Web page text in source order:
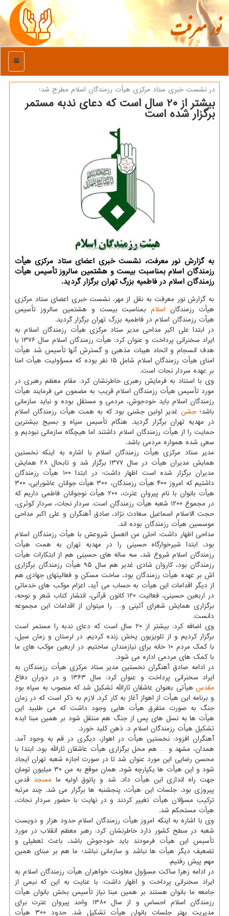
نور معرفت
منو
در نشست خبری ستاد مركزی هیأت رزمندگان اسلام مطرح شد؛
بیشتر از ۲۰ سال است که دعای ندبه مستمر
برگزار شده است
به گزارش نور معرفت، نشست خبری اعضای ستاد مرکزی هیأت
رزمندگان اسلام بمناسبت بیست و هشتمین سالروز تأسیس هیأت
رزمندگان اسلام در فاطمیه بزرگ تهران برگزار گردید.
به گزارش نور معرفت به نقل از مهر، نشست خبری اعضای ستاد مرکزی
هیأت رزمندگان اسلامبمناسبت بیست و هشتمین سالروز تأسیس
هیأت رزمندگان اسلام در فاطمیه بزرگ تهران برگزار گردید.
در ابتدا علی اکبر مداحی مدیر ستاد مرکزی هیأت رزمندگان اسلام به
ایراد سخنرانی پرداخت و عنوان کرد: هیأت رزمندگان اسلام سال ۱۳۷۶ با
هدف انسجام و اتحاد هیبات مذهبی و گسترش آنها تأسیس شد هیأت
امنای هیأت رزمندگان اسلام شامل ۱۵ نفر بوده که مسؤولیت هیأت امنا
بر عهده سردار نجات است.
وی با استناد به فرمایش رهبری خاطرنشان کرد: مقام معظم رهبری در
مورد تأسیس هیأت رزمندگان اسلام قریب به مضمون می فرمایند هیأت
رزمندگان اسلام باید خودجوش، مردمی و مستقل بوده و نباید سازمانی
باشد؛ جشن غدیر اولین جشنی بود که به همت هیأت رزمندگان اسلام
در مهدیه تهران برگزار گردید. هنگام تأسیس سپاه و بسیج بیشترین
حمایت را از هیأت رزمندگان اسلام داشتند اما هیچگاه سازمانی نبودیم و
سعی شده همواره مردمی باشد.
مدیر ستاد مرکزی هیأت رزمندگان اسلام با اشاره به اینکه نخستین
همایش مدیران هیأت در سال ۱۳۷۷ برگزار شد و تابحال ۲۸ همایش
مدیران برگزار شده است اظهار داشت: در ابتدا ۱۰۰ هیأت رزمندگان
داشتیم که امروز ۴۰۰ هیأت رزمندگان، ۳۰۰ هیأت جوانان عاشورایی، ۳۰۰
هیأت بانوان با نام پیروان عترت، ۲۰۰ هیأت نوجوانان فاطمی داریم که
در مجموع ۱۲۰۰ شعبه هیأت رزمندگان است. سردار نجات، سردار کوثری،
حجت الاسلام اسماعیل سعادت نژاد، صادق آهنگران و علی اکبر مداحی
موسسین هیأت رزمندگان بوده اند.
مداحی اظهار داشت: احلی من العسل شروعش با هیأت رزمندگان اسلام
بود، ابتدا شیرخوارگاه حسینی را در مهدیه تهران به همت هیأت
رزمندگان اسلام شروع شد، سه ساله های حسینی هم از ابتکارات هیأت
رزمندگان بود، کاروان شادی غدیر هم سال ۹۵ هیأت رزمندگان برگزاری
اش بر عهده هیأت رزمندگان بود، ساخت مسکن و فعالیتهای جهادی هم
از دیگر اقدامات این هیأت به حساب می آید، اعزام موکب های خدماتی
در اربعین حسینی، فعالیت ۱۲۰ کانون قرآنی، انتشار کتاب شعر و نوحه،
برگزاری همایش شعرای آئینی و… را میتوان از اقدامات این مجموعه
دانست.
وی اضافه کرد: بیشتر از ۲۰ سال است که دعای ندبه را مستمر است
برگزار کردیم و از تلویزیون پخش زنده کردیم. در لرستان و زمان سیل،
با کمک مردم ۱۰ خانه برای نیازمندان ساختیم. در اربعین موکب های ما
با کمک های مردمی اداره می شود.
در ادامه صادق آهنگران نخستین مدیر ستاد مرکزی هیأت رزمندگان به
ایراد سخنرانی پرداخت و عنوان کرد: سال ۱۳۶۳ و در دوران دفاع
مقدس هیأتی بعنوان عاشقان ثارالله تشکیل شد که منصوب به سپاه بود
و برنامه این هیأت از اهواز آغاز به کار کرد. لازم به ذکر است که در زمان
جنگ به صورت متفرق هیأت هایی وجود داشت که می طلبید این
هیأت ها به نسل های پس از جنگ هم منتقل شود بر همین مبنا ایده
تشکیل هیأت رزمندگان اسلام د. ذهن کلید خورد.
آهنگران افزود: نخستین هیأت در اهواز، دیگری در قم به وجود آمد.
همدان، مشهد و … هم محل برگزاری هیأت عاشقان ثارالله بود. ابتدا با
محسن رضایی این مورد عنوان شد تا در صورت اجازه شعبه تهران ایجاد
شود و این هیأت ها یکپارچه شود. همان موقع به من ۳۰ میلیون تومان
جهت راه اندازی این هیأت داد. شد و پاتوق اولیه ما مسجد قدس
پیروزی بود. جلسات این هیأت، پنجشنبه ها برگزار می شد. چند مرتبه
ترکیب مسؤلان هیأت تغییر کردند و در نهایت با حضور سردار نجات،
هیأت مستحکم شد.
وی با اشاره به اینکه امروز هیأت رزمندگان اسلام حدود هزار و دویست
شعبه در سطح کشور دارد خاطرنشان کرد: رهبر معظم انقلاب در مورد
تأسیس این هیأت فرمودند باید خودجوش باشد، باعث تعطیلی و
تضعیف دیگر هیأت ها نباشد و سازمانی نباشد؛ ما هم بر مبنای همین
مهم پیش رفتیم.
در ادامه زهرا ساکت مسؤول معاونت خواهران هیأت رزمندگان اسلام به
ایراد سخنرانی پرداخت و اظهار داشت: با عنایت به این که نیمی از
جامعه ما بانوان هستند بر همین مبنا نیاز تأسیس بخش بانوان هیأت
رزمندگان اسلام احساس و از سال ۱۳۸۰ واحد پیروان عترت برای
مدیریت بهتر جلسات بانوان هیأت تشکیل شد. حدود ۳۰۰ هیأت